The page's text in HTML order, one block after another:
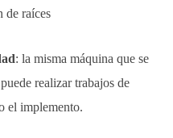
de raíces
: la misma máquina que se
realizar trabajos de
el implemento.